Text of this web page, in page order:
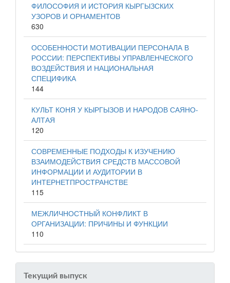
ФИЛОСОФИЯ И ИСТОРИЯ КЫРГЫЗСКИХ
УЗОРОВ И ОРНАМЕНТОВ
630
ОСОБЕННОСТИ МОТИВАЦИИ ПЕРСОНАЛА В
РОССИИ: ПЕРСПЕКТИВЫ УПРАВЛЕНЧЕСКОГО
ВОЗДЕЙСТВИЯ И НАЦИОНАЛЬНАЯ
СПЕЦИФИКА
144
КУЛЬТ КОНЯ У КЫРГЫЗОВ И НАРОДОВ САЯНО-
АЛТАЯ
120
СОВРЕМЕННЫЕ ПОДХОДЫ К ИЗУЧЕНИЮ
ВЗАИМОДЕЙСТВИЯ СРЕДСТВ МАССОВОЙ
ИНФОРМАЦИИ И АУДИТОРИИ В
ИНТЕРНЕТПРОСТРАНСТВЕ
115
МЕЖЛИЧНОСТНЫЙ КОНФЛИКТ В
ОРГАНИЗАЦИИ: ПРИЧИНЫ И ФУНКЦИИ
110
Текущий выпуск